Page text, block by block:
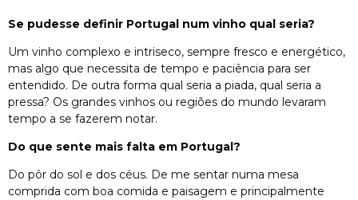
Se pudesse definir Portugal num vinho qual seria?
Um vinho complexo e intriseco, sempre fresco e energético,
mas algo que necessita de tempo e paciência para ser
entendido. De outra forma qual seria a piada, qual seria a
pressa? Os grandes vinhos ou regiões do mundo levaram
tempo a se fazerem notar.
Do que sente mais falta em Portugal?
Do pôr do sol e dos céus. De me sentar numa mesa
comprida com boa comida e paisagem e principalmente